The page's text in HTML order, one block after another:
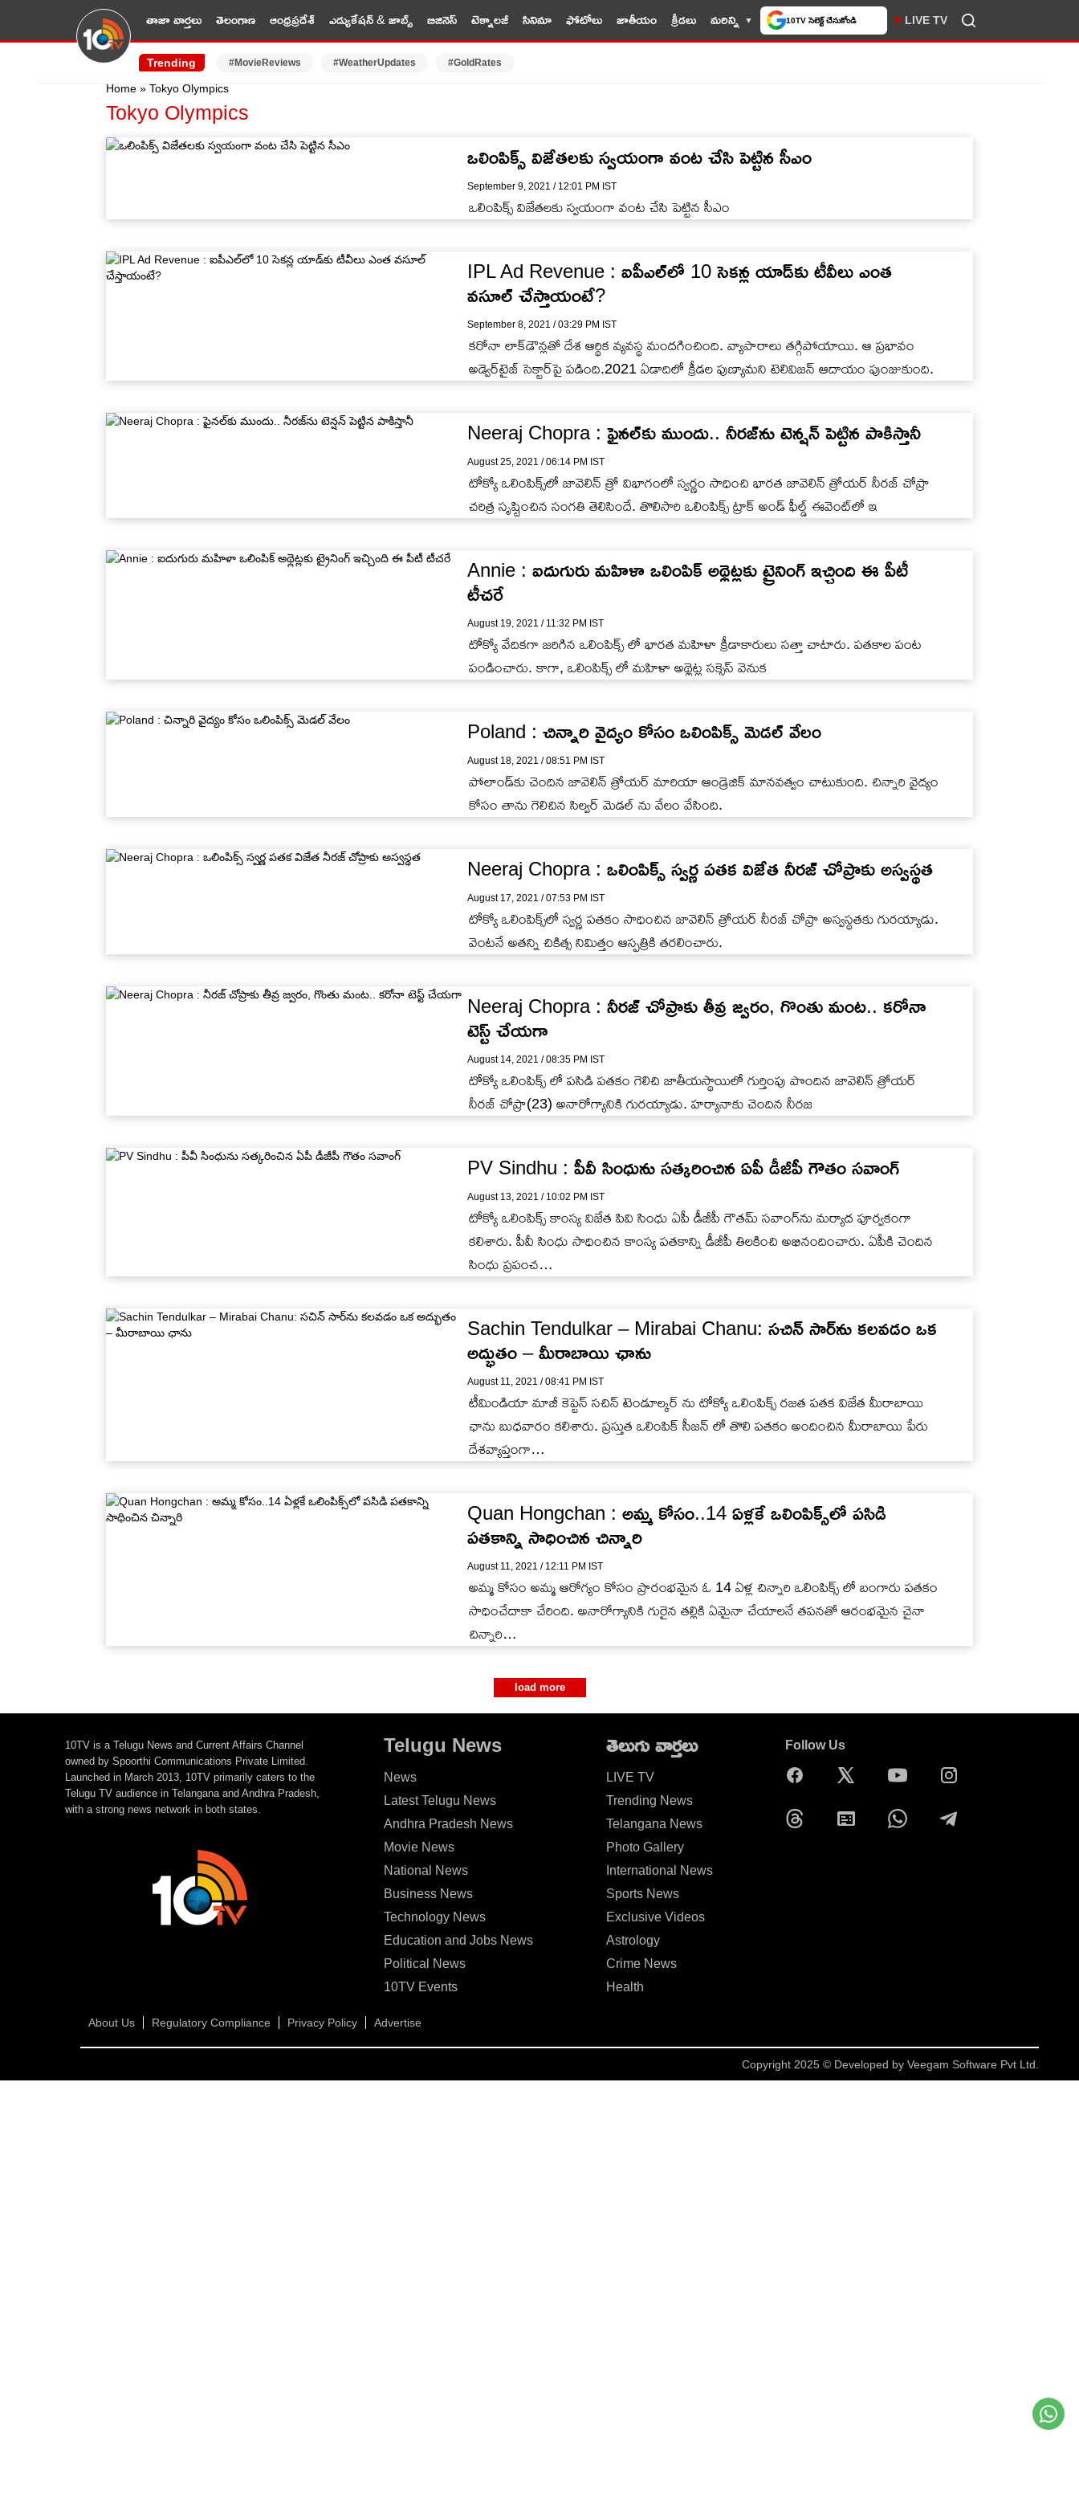
తాజా వార్తలు తెలంగాణ ఆంధ్రప్రదేశ్ ఎడ్యుకేషన్ & జాబ్స్ బిజినెస్ టెక్నాలజీ సినిమా ఫోటోలు జాతీయం క్రీడలు మరిన్ని 10TV సెలెక్ట్ చేసుకోండి LIVE TV
Trending #MovieReviews #WeatherUpdates #GoldRates
Home » Tokyo Olympics
Tokyo Olympics
ఒలింపిక్స్ విజేతలకు స్వయంగా వంట చేసి పెట్టిన సీఎం
September 9, 2021 / 12:01 PM IST
ఒలింపిక్స్ విజేతలకు స్వయంగా వంట చేసి పెట్టిన సీఎం
IPL Ad Revenue : ఐపీఎల్‌లో 10 సెకన్ల యాడ్‌కు టీవీలు ఎంత
వసూల్ చేస్తాయంటే?
September 8, 2021 / 03:29 PM IST
కరోనా లాక్‌డౌన్లతో దేశ ఆర్థిక వ్యవస్థ మందగించింది. వ్యాపారాలు తగ్గిపోయాయి. ఆ ప్రభావం
అడ్వెర్‌టైజ్‌ సెక్టార్‌పై పడింది.2021 ఏడాదిలో క్రీడల పుణ్యామని టెలివిజన్ ఆదాయం పుంజుకుంది.
Neeraj Chopra : ఫైనల్‌కు ముందు.. నీరజ్‌ను టెన్షన్ పెట్టిన పాకిస్తానీ
August 25, 2021 / 06:14 PM IST
టోక్యో ఒలింపిక్స్‌లో జావెలిన్ త్రో విభాగంలో స్వర్ణం సాధించి భారత జావెలిన్ త్రోయర్ నీరజ్ చోప్రా
చరిత్ర సృష్టించిన సంగతి తెలిసిందే. తొలిసారి ఒలింపిక్స్ ట్రాక్ అండ్ ఫీల్డ్ ఈవెంట్‌లో ఇ
Annie : ఐదుగురు మహిళా ఒలింపిక్ అథ్లెట్లకు ట్రైనింగ్ ఇచ్చింది ఈ పీటీ
టీచరే
August 19, 2021 / 11:32 PM IST
టోక్యో వేదికగా జరిగిన ఒలింపిక్స్ లో భారత మహిళా క్రీడాకారులు సత్తా చాటారు. పతకాల పంట
పండించారు. కాగా, ఒలింపిక్స్ లో మహిళా అథ్లెట్ల సక్సెస్ వెనుక
Poland : చిన్నారి వైద్యం కోసం ఒలింపిక్స్ మెడల్ వేలం
August 18, 2021 / 08:51 PM IST
పోలాండ్‌కు చెందిన జావెలిన్ త్రోయ‌ర్ మారియా ఆండ్రెజిక్‌ మానవత్వం చాటుకుంది. చిన్నారి వైద్యం
కోసం తాను గెలిచిన సిల్వ‌ర్ మెడల్ ను వేలం వేసింది.
Neeraj Chopra : ఒలింపిక్స్‌ స్వర్ణ పతక విజేత నీరజ్‌ చోప్రాకు అస్వస్థత
August 17, 2021 / 07:53 PM IST
టోక్యో ఒలింపిక్స్‌లో స్వర్ణ పతకం సాధించిన జావెలిన్‌ త్రోయర్‌ నీరజ్‌ చోప్రా అస్వస్థతకు గురయ్యాడు.
వెంటనే అతన్ని చికిత్స నిమిత్తం ఆస్పత్రికి తరలించారు.
Neeraj Chopra : నీరజ్‌ చోప్రాకు తీవ్ర జ్వరం, గొంతు మంట.. కరోనా
టెస్ట్ చేయగా
August 14, 2021 / 08:35 PM IST
టోక్యో ఒలింపిక్స్ లో పసిడి పతకం గెలిచి జాతీయస్థాయిలో గుర్తింపు పొందిన జావెలిన్ త్రోయర్
నీరజ్ చోప్రా(23) అనారోగ్యానికి గురయ్యాడు. హర్యానాకు చెందిన నీరజ
PV Sindhu : పీవీ సింధును సత్కరించిన ఏపీ డీజీపీ గౌతం సవాంగ్
August 13, 2021 / 10:02 PM IST
టోక్యో ఒలింపిక్స్ కాంస్య విజేత పివి సింధు ఏపీ డీజీపీ గౌతమ్ సవాంగ్‌ను మర్యాద పూర్వకంగా
కలిశారు. పీవీ సింధు సాధించిన కాంస్య పతకాన్ని డీజీపీ తిలకించి అభినందించారు. ఏపీకి చెందిన
సింధు ప్రపంచ…
Sachin Tendulkar – Mirabai Chanu: సచిన్ సార్‌ను కలవడం ఒక
అద్భుతం – మీరాబాయి ఛాను
August 11, 2021 / 08:41 PM IST
టీమిండియా మాజీ కెప్టెన్ సచిన్ టెండూల్కర్ ను టోక్యో ఒలింపిక్స్ రజత పతక విజేత మీరాబాయి
ఛాను బుధవారం కలిశారు. ప్రస్తుత ఒలింపిక్ సీజన్ లో తొలి పతకం అందించిన మీరాబాయి పేరు
దేశవ్యాప్తంగా…
Quan Hongchan : అమ్మ కోసం..14 ఏళ్లకే ఒలింపిక్స్‌లో పసిడి
పతకాన్ని సాధించిన చిన్నారి
August 11, 2021 / 12:11 PM IST
అమ్మ కోసం అమ్మ ఆరోగ్యం కోసం ప్రారంభమైన ఓ 14 ఏళ్ల చిన్నారి ఒలింపిక్స్ లో బంగారు పతకం
సాధించేదాకా చేరింది. అనారోగ్యానికి గురైన తల్లికి ఏమైనా చేయాలనే తపనతో ఆరంభమైన చైనా
చిన్నారి…
load more
10TV is a Telugu News and Current Affairs Channel
owned by Spoorthi Communications Private Limited.
Launched in March 2013, 10TV primarily caters to the
Telugu TV audience in Telangana and Andhra Pradesh,
with a strong news network in both states.
Telugu News
News
Latest Telugu News
Andhra Pradesh News
Movie News
National News
Business News
Technology News
Education and Jobs News
Political News
10TV Events
తెలుగు వార్తలు
LIVE TV
Trending News
Telangana News
Photo Gallery
International News
Sports News
Exclusive Videos
Astrology
Crime News
Health
Follow Us
About Us Regulatory Compliance Privacy Policy Advertise
Copyright 2025 © Developed by Veegam Software Pvt Ltd.